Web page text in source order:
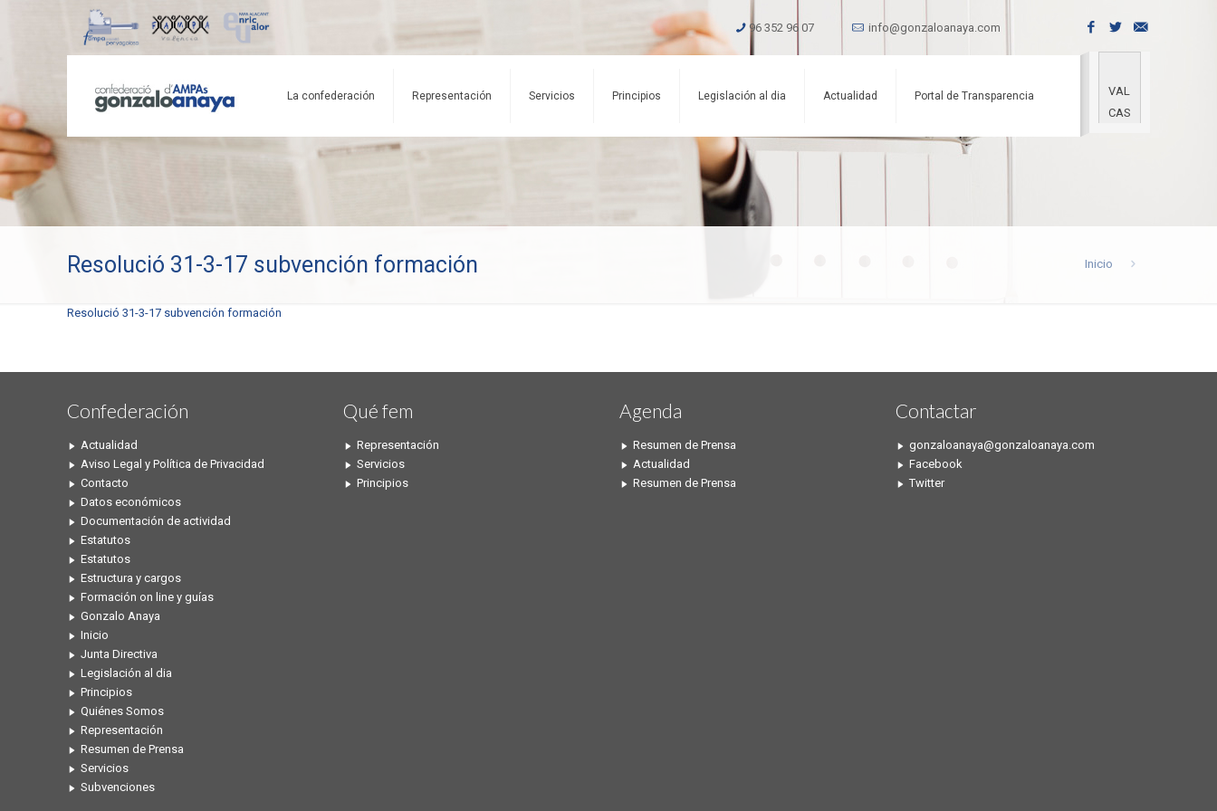
96 352 96 07 info@gonzaloanaya.com
La confederación Representación Servicios Principios Legislación al dia Actualidad Portal de Transparencia
VAL
CAS
Resolució 31-3-17 subvención formación Inicio
Resolució 31-3-17 subvención formación
Confederación
Actualidad
Aviso Legal y Política de Privacidad
Contacto
Datos económicos
Documentación de actividad
Estatutos
Estatutos
Estructura y cargos
Formación on line y guías
Gonzalo Anaya
Inicio
Junta Directiva
Legislación al dia
Principios
Quiénes Somos
Representación
Resumen de Prensa
Servicios
Subvenciones
Qué fem
Representación
Servicios
Principios
Agenda
Resumen de Prensa
Actualidad
Resumen de Prensa
Contactar
gonzaloanaya@gonzaloanaya.com
Facebook
Twitter